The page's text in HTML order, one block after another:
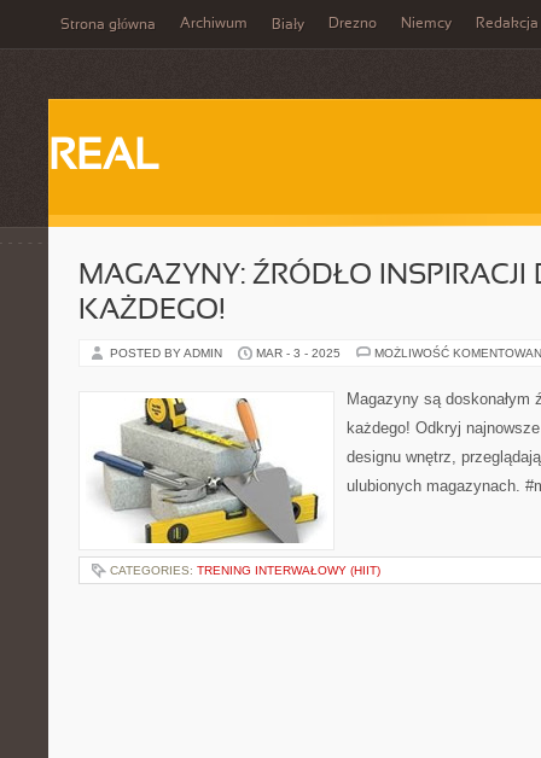
Strona główna Archiwum Biały Drezno Niemcy Redakcja
REAL
MAGAZYNY: ŹRÓDŁO INSPIRACJI
KAŻDEGO!
POSTED BY ADMIN MAR - 3 - 2025 MOŻLIWOŚĆ
Magazyny są doskonałym
każdego! Odkryj
designu wnętrz,
ulubionych magazynach.
CATEGORIES: TRENING INTERWAŁOWY (HIIT)